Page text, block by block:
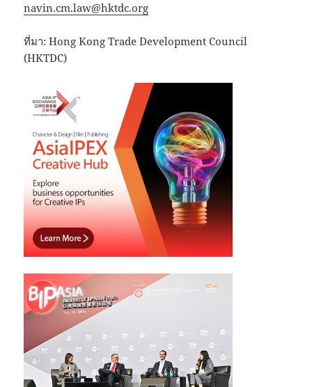
navin.cm.law@hktdc.org
ที่มา: Hong Kong Trade Development Council
(HKTDC)